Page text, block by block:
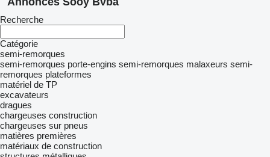
Recherche
Catégorie
semi-remorques
semi-remorques porte-engins semi-remorques malaxeurs semi-
remorques plateformes
matériel de TP
excavateurs
dragues
chargeuses construction
chargeuses sur pneus
matières premières
matériaux de construction